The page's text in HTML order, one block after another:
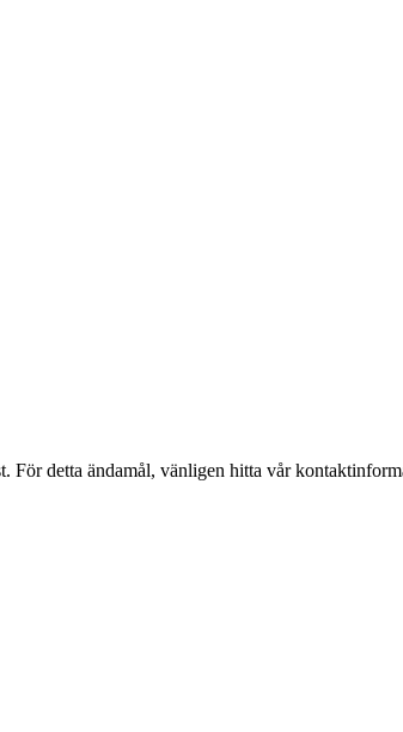
För detta ändamål, vänligen hitta vår